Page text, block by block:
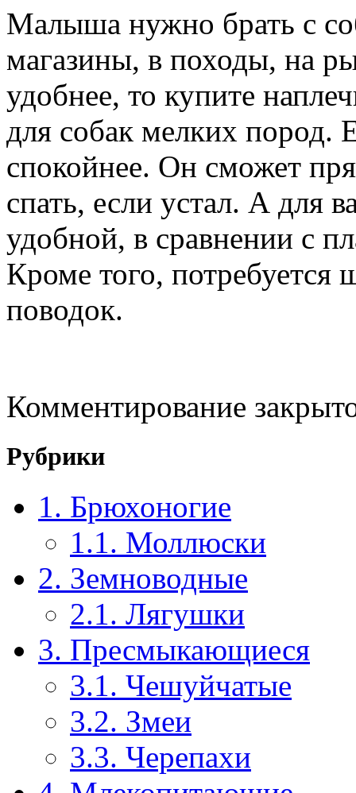
Малыша нужно брать с
магазины, в походы, на
удобнее, то купите
для собак мелких пород.
спокойнее. Он сможет
спать, если устал. А для
удобной, в сравнении с
Кроме того,
поводок.
Комментирование
Рубрики
1. Брюхоногие
1.1. Моллюски
2. Земноводные
2.1. Лягушки
3. Пресмыкающиеся
3.1. Чешуйчатые
3.2. Змеи
3.3. Черепахи